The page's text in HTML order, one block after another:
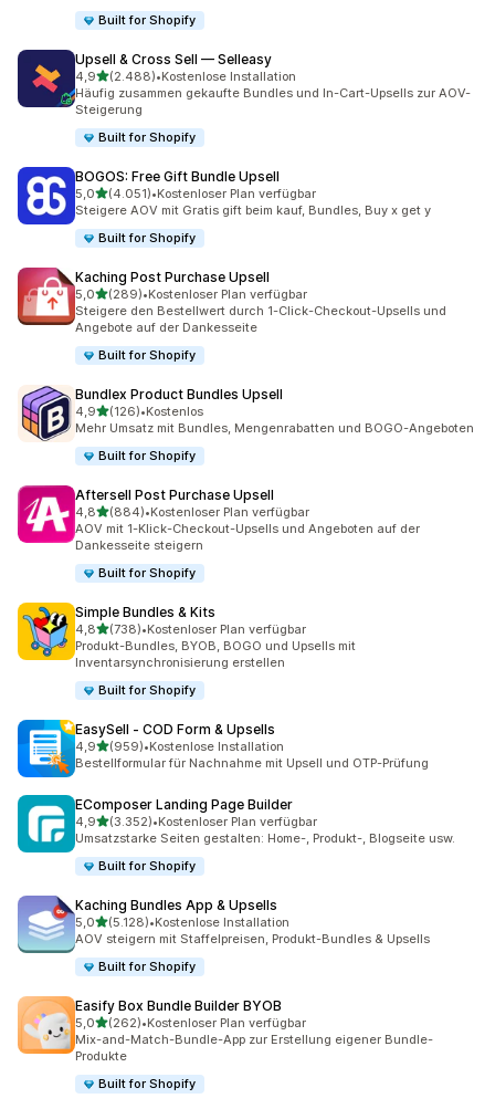
Built for Shopify
Upsell & Cross Sell — Selleasy
4,9von 5 Sternen
(2.488)
2488 Rezensionen insgesamt
•Kostenlose Installation
Häufig zusammen gekaufte Bundles und In-Cart-Upsells zur AOV-
Steigerung
Built for Shopify
BOGOS: Free Gift Bundle Upsell
5,0von 5 Sternen
(4.051)
4051 Rezensionen insgesamt
•Kostenloser Plan verfügbar
Steigere AOV mit Gratis gift beim kauf, Bundles, Buy x get y
Built for Shopify
Kaching Post Purchase Upsell
5,0von 5 Sternen
(289)
289 Rezensionen insgesamt
•Kostenloser Plan verfügbar
Steigere den Bestellwert durch 1-Click-Checkout-Upsells und
Angebote auf der Dankesseite
Built for Shopify
Bundlex Product Bundles Upsell
4,9von 5 Sternen
(126)
126 Rezensionen insgesamt
•Kostenlos
Mehr Umsatz mit Bundles, Mengenrabatten und BOGO-Angeboten
Built for Shopify
Aftersell Post Purchase Upsell
4,8von 5 Sternen
(884)
884 Rezensionen insgesamt
•Kostenloser Plan verfügbar
AOV mit 1-Klick-Checkout-Upsells und Angeboten auf der
Dankesseite steigern
Built for Shopify
Simple Bundles & Kits
4,8von 5 Sternen
(738)
738 Rezensionen insgesamt
•Kostenloser Plan verfügbar
Produkt-Bundles, BYOB, BOGO und Upsells mit
Inventarsynchronisierung erstellen
Built for Shopify
EasySell ‑ COD Form & Upsells
4,9von 5 Sternen
(959)
959 Rezensionen insgesamt
•Kostenlose Installation
Bestellformular für Nachnahme mit Upsell und OTP-Prüfung
EComposer Landing Page Builder
4,9von 5 Sternen
(3.352)
3352 Rezensionen insgesamt
•Kostenloser Plan verfügbar
Umsatzstarke Seiten gestalten: Home-, Produkt-, Blogseite usw.
Built for Shopify
Kaching Bundles App & Upsells
5,0von 5 Sternen
(5.128)
5128 Rezensionen insgesamt
•Kostenlose Installation
AOV steigern mit Staffelpreisen, Produkt-Bundles & Upsells
Built for Shopify
Easify Box Bundle Builder BYOB
5,0von 5 Sternen
(262)
262 Rezensionen insgesamt
•Kostenloser Plan verfügbar
Mix-and-Match-Bundle-App zur Erstellung eigener Bundle-
Produkte
Built for Shopify